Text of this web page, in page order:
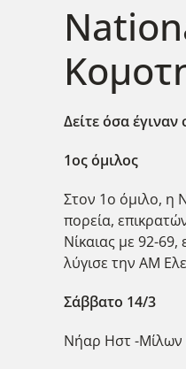
Δείτε όσα
1ος όμιλος
Στον 1ο όμιλο, η
πορεία,
Νίκαιας με 92-
λύγισε την ΑΜ
Σάββατο 14/3
Νήαρ Ηστ -Μίλων